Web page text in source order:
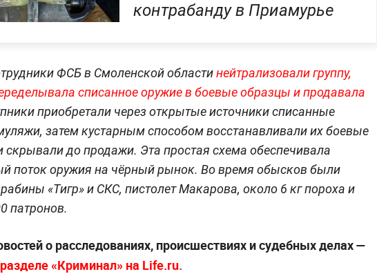
контрабанду в Приамурье
ФСБ в Смоленской областинейтрализовали группу,
списанное оружие в боевые образцы и продавала
приобретали через открытые источники списанные
затем кустарным способом восстанавливали их боевые
скрывали до продажи. Эта простая схема обеспечивала
поток оружия на чёрный рынок. Во время обысков были
«Тигр» и СКС, пистолет Макарова, около 6 кг пороха и
патронов.
о расследованиях, происшествиях и судебных делах —
«Криминал» на Life.ru.